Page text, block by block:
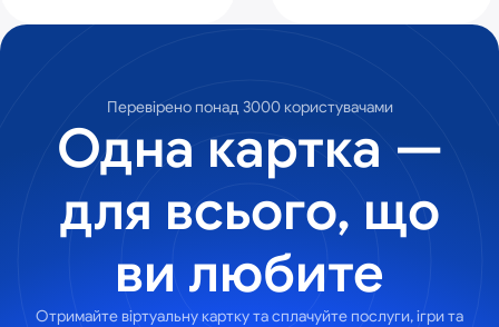
Перевірено понад 3000 користувачами
Одна картка —
для всього, що
ви любите
Отримайте віртуальну картку та сплачуйте послуги, ігри та